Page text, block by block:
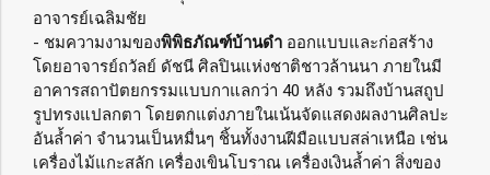
อาจารย์เฉลิมชัย
- ชมความงามของพิพิธภัณฑ์บ้านดำ ออกแบบและก่อสร้าง
โดยอาจารย์ถวัลย์ ดัชนี ศิลปินแห่งชาติชาวล้านนา ภายในมี
อาคารสถาปัตยกรรมแบบกาแลกว่า 40 หลัง รวมถึงบ้านสถูป
รูปทรงแปลกตา โดยตกแต่งภายในเน้นจัดแสดงผลงานศิลปะ
อันล้ำค่า จำนวนเป็นหมื่นๆ ชิ้นทั้งงานฝีมือแบบสล่าเหนือ เช่น
เครื่องไม้แกะสลัก เครื่องเขินโบราณ เครื่องเงินล้ำค่า สิ่งของ